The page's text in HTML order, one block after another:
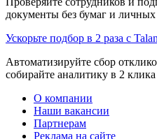
документы без бумаг и личных
Ускорьте подбор в 2 раза с
Автоматизируйте сбор
собирайте аналитику в 2 клика
О компании
Наши вакансии
Партнерам
Реклама на сайте